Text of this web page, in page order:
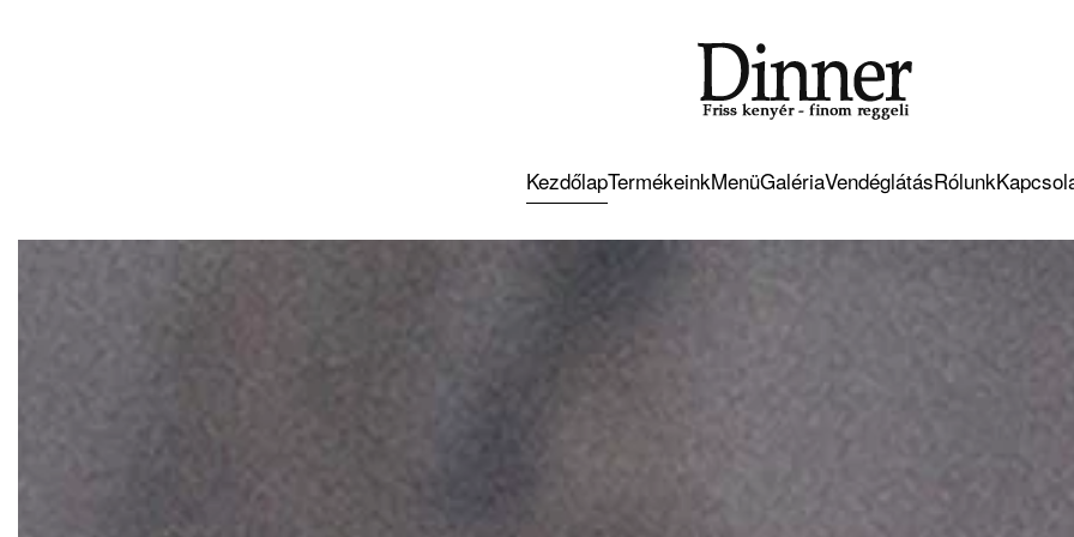
KezdőlapTermékeinkMenüGalériaVendéglátásRólunk